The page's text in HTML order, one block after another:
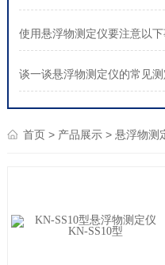
使用悬浮物测定仪要注意以下
谈一谈悬浮物测定仪的常见
首页> 产品展示> 悬浮物测